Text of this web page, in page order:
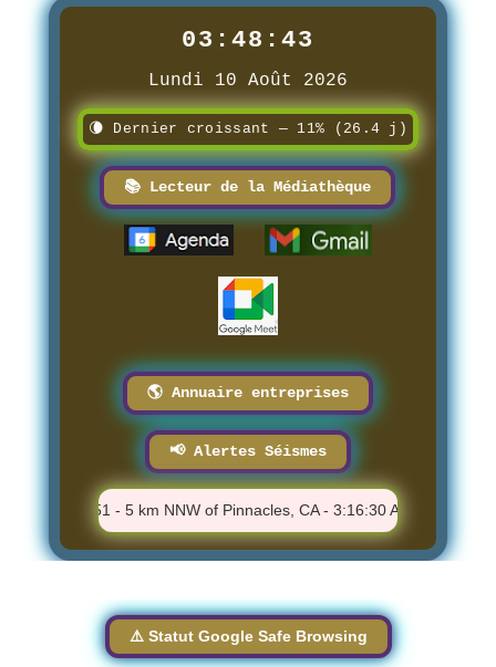
03:48:44
Lundi 10 Août 2026
🌘 Dernier croissant — 11% (26.4 j)
📚 Lecteur de la Médiathèque
🌎 Annuaire entreprises
📢 Alertes Séismes
⚠️ M 1.51 - 5 km NNW of Pinnacles, CA - 3:16:30 AM
⚠️ Statut Google Safe Browsing